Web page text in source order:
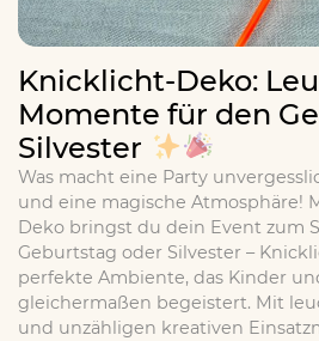
Knicklicht-Deko:
Momente für den
Silvester
Was macht eine Party
und eine magische Atmosphäre!
Deko bringst du dein Event zum
Geburtstag oder Silvester –
perfekte Ambiente, das Kinder
gleichermaßen begeistert. Mit
und unzähligen kreativen